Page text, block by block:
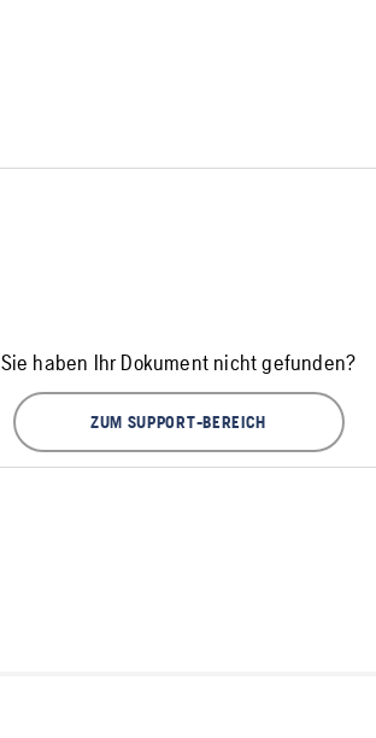
Sie haben Ihr Dokument nicht gefunden?
ZUM SUPPORT-BEREICH